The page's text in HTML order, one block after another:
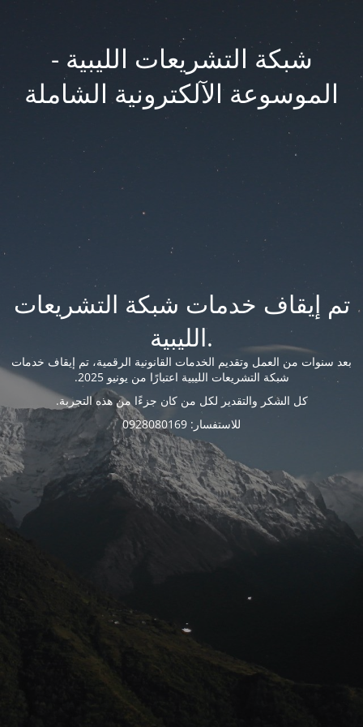
شبكة التشريعات الليبية -
الموسوعة الآلكترونية الشاملة
تم إيقاف خدمات شبكة التشريعات
الليبية.
بعد سنوات من العمل وتقديم الخدمات القانونية الرقمية، تم إيقاف خدمات
شبكة التشريعات الليبية اعتبارًا من يونيو 2025.
كل الشكر والتقدير لكل من كان جزءًا من هذه التجربة.
للاستفسار: 0928080169